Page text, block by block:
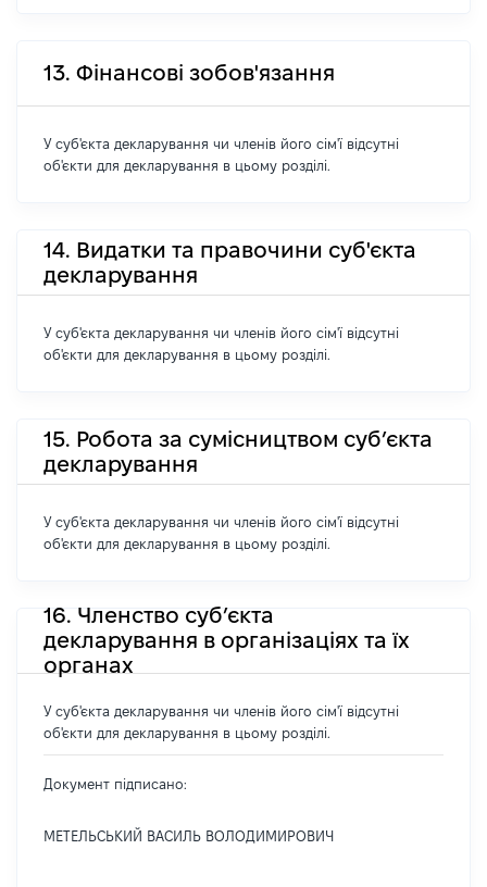
13. Фінансові зобов'язання
У суб'єкта декларування чи членів його сім'ї відсутні
об'єкти для декларування в цьому розділі.
14. Видатки та правочини суб'єкта
декларування
У суб'єкта декларування чи членів його сім'ї відсутні
об'єкти для декларування в цьому розділі.
15. Робота за сумісництвом суб’єкта
декларування
У суб'єкта декларування чи членів його сім'ї відсутні
об'єкти для декларування в цьому розділі.
16. Членство суб’єкта
декларування в організаціях та їх
органах
У суб'єкта декларування чи членів його сім'ї відсутні
об'єкти для декларування в цьому розділі.
Документ підписано:
МЕТЕЛЬСЬКИЙ ВАСИЛЬ ВОЛОДИМИРОВИЧ